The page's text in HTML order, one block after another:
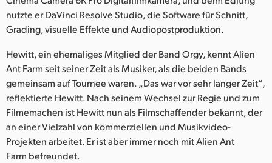
Malaysia
Netherlands
Norway
Poland
Portugal
nutzte er DaVinci Resolve Studio, die Software für Schnitt,
Grading, visuelle Effekte und Audiopostproduktion.
Hewitt, ein ehemaliges Mitglied der Band Orgy, kennt Alien
Ant Farm seit seiner Zeit als Musiker, als die beiden Bands
gemeinsam auf Tournee waren. „Das war vor sehr langer Zeit“,
reflektierte Hewitt. Nach seinem Wechsel zur Regie und zum
Filmemachen ist Hewitt nun als Filmschaffender bekannt, der
an einer Vielzahl von kommerziellen und Musikvideo-
Projekten arbeitet. Er ist aber immer noch mit Alien Ant
Farm befreundet.